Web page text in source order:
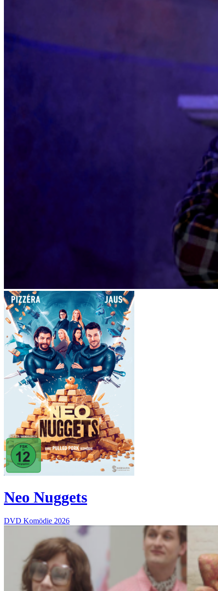
Neo Nuggets
DVD Komödie 2026